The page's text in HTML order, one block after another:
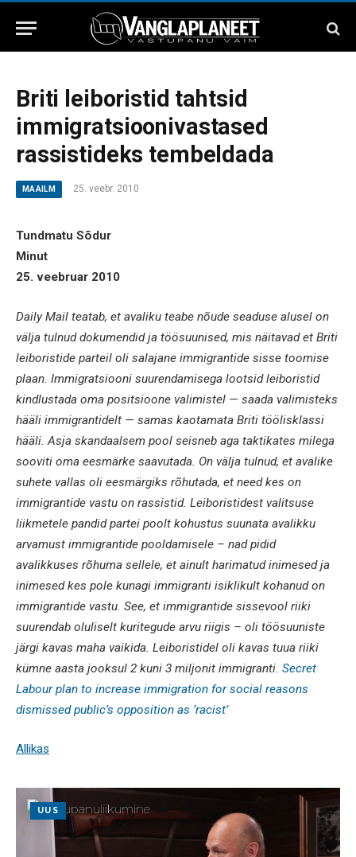
Briti leiboristid tahtsid
immigratsioonivastased
rassistideks tembeldada
MAAILM 25. veebr. 2010
Tundmatu Sõdur
Minut
25. veebruar 2010
Daily Mail teatab, et avaliku teabe nõude seaduse alusel on
välja tulnud dokumendid ja töösuunised, mis näitavad et Briti
leiboristide parteil oli salajane immigrantide sisse toomise
plaan. Immigratsiooni suurendamisega lootsid leiboristid
kindlustada oma positsioone valimistel — saada valimisteks
hääli immigrantidelt — samas kaotamata Briti töölisklassi
hääli. Asja skandaalsem pool seisneb aga taktikates milega
sooviti oma eesmärke saavutada. On välja tulnud, et avalike
suhete vallas oli eesmärgiks rõhutada, et need kes on
immigrantide vastu on rassistid. Leiboristidest valitsuse
liikmetele pandid partei poolt kohustus suunata avalikku
arvamust immigrantide pooldamisele – nad pidid
avalikkuses rõhuma sellele, et ainult harimatud inimesed ja
inimesed kes pole kunagi immigranti isiklikult kohanud on
immigrantide vastu. See, et immigrantide sissevool riiki
suurendab oluliselt kuritegude arvu riigis – oli töösuuniste
järgi kavas maha vaikida. Leiboristidel oli kavas tuua riiki
kümne aasta jooksul 2 kuni 3 miljonit immigranti. Secret
Labour plan to increase immigration for social reasons
dismissed public’s opposition as ‘racist’
Allikas
UUS